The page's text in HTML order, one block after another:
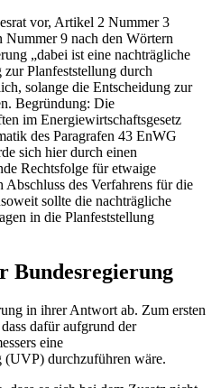
vor, Artikel 2 Nummer 3
Nummer 9 nach den Wörtern
„dabei ist eine nachträgliche
Planfeststellung durch
solange die Entscheidung zur
Begründung: Die
im Energiewirtschaftsgesetz
des Paragrafen 43 EnWG
sich hier durch einen
Rechtsfolge für etwaige
Abschluss des Verfahrens für die
sollte die nachträgliche
in die Planfeststellung
Bundesregierung
in ihrer Antwort ab. Zum ersten
dafür aufgrund der
eine
durchzuführen wäre.